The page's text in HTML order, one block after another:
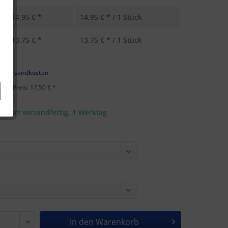
14,95 € * 14,95 € * / 1 Stück
13,75 € * 13,75 € * / 1 Stück
Versandkosten
Preis: 17,50 € *
versandfertig, 1 Werktag
In den Warenkorb